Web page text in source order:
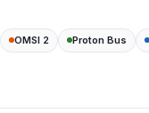
OMSI 2 Proton Bus